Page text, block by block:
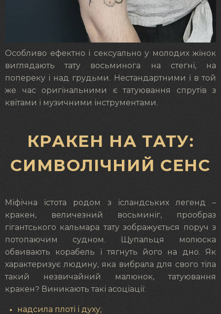
Особливо ефектно і сексуально у молодих жінок
виглядають тату восьминога на стегні, на
попереку і над грудьми. Нестандартними і в той
же час оригінальними є татуювання спрутів з
квітами і музичними інструментами.
КРАКЕН НА ТАТУ:
СИМВОЛІЧНИЙ СЕНС
Міфічна істота родом з ісландських легенд –
кракен, величезний восьминіг, прообраз
гігантського кальмара тату зображується поруч з
потопаючим судном. Щупальця молюска
обвивають корабель і тягнуть його на дно. Як
характеризує людину, яка вибрала для свого тіла
такий незвичайний малюнок, татуювання
кракен? Виникають такі асоціації:
надсила плоті і духу;